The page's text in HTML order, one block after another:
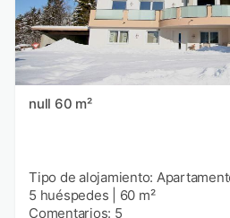
null 60 m²
Tipo de alojamiento:
5 huéspedes
60 m²
Comentarios: 5